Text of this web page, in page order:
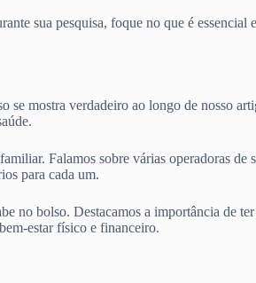
sua pesquisa, foque no que é
se mostra verdadeiro ao longo de nosso
familiar. Falamos sobre várias
para cada um.
no bolso. Destacamos a importância de
estar físico e financeiro.